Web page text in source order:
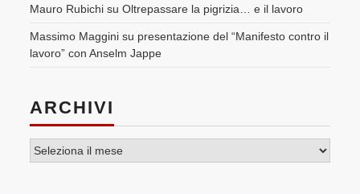
Mauro Rubichi suOltrepassare la pigrizia… e il lavoro
Massimo Maggini su presentazione del “Manifesto contro il
lavoro” con Anselm Jappe
ARCHIVI